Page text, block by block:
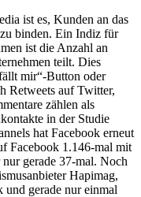
ist es, Kunden an das
binden. Ein Indiz für
ist die Anzahl an
teilt. Dies
mir“-Button oder
Retweets auf Twitter,
zählen als
in der Studie
hat Facebook erneut
Facebook 1.146-mal mit
gerade 37-mal. Noch
Hapimag,
gerade nur einmal